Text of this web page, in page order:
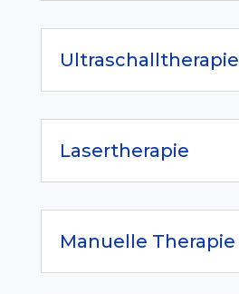
Ultraschalltherapie
Lasertherapie
Manuelle Therapie